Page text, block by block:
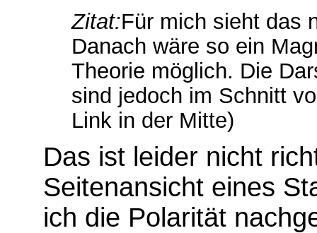
Zitat:Für mich sieht das
Danach wäre so ein
Theorie möglich. Die
sind jedoch im Schnitt
Link in der Mitte)
Das ist leider nicht
Seitenansicht eines
ich die Polarität